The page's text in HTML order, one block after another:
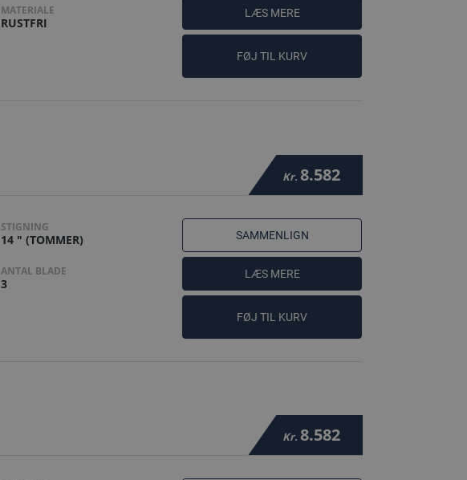
MATERIALE
RUSTFRI
LÆS MERE
FØJ TIL KURV
Kr. 8.582
STIGNING
14 " (TOMMER)
ANTAL BLADE
3
SAMMENLIGN
LÆS MERE
FØJ TIL KURV
Kr. 8.582